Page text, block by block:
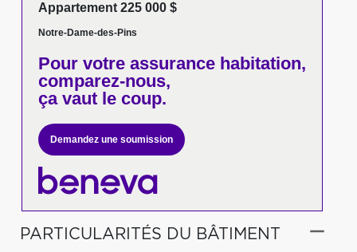
Appartement 225 000 $
Notre-Dame-des-Pins
Pour votreassurance habitation,
comparez-nous,
ça vaut le coup.
Demandez une soumission
PARTICULARITÉS DU BÂTIMENT